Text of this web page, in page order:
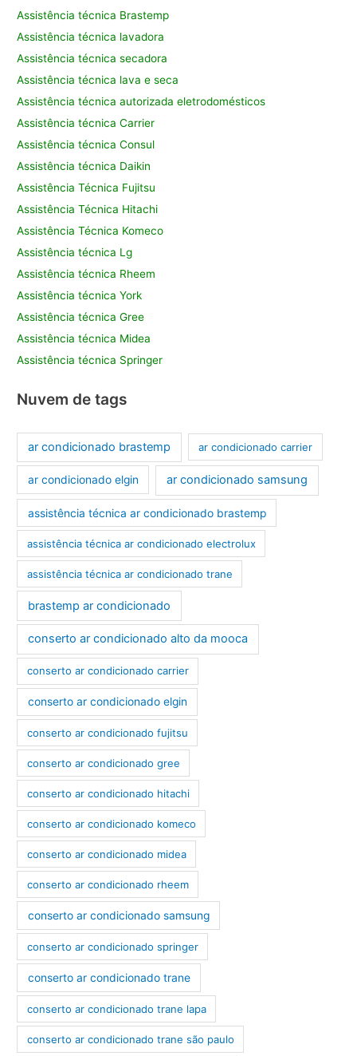
Assistência técnica Brastemp
Assistência técnica lavadora
Assistência técnica secadora
Assistência técnica lava e seca
Assistência técnica autorizada eletrodomésticos
Assistência técnica Carrier
Assistência técnica Consul
Assistência técnica Daikin
Assistência Técnica Fujitsu
Assistência Técnica Hitachi
Assistência Técnica Komeco
Assistência técnica Lg
Assistência técnica Rheem
Assistência técnica York
Assistência técnica Gree
Assistência técnica Midea
Assistência técnica Springer
Nuvem de tags
ar condicionado brastemp ar condicionado carrier
ar condicionado elgin ar condicionado samsung
assistência técnica ar condicionado brastemp
assistência técnica ar condicionado electrolux
assistência técnica ar condicionado trane
brastemp ar condicionado
conserto ar condicionado alto da mooca
conserto ar condicionado carrier
conserto ar condicionado elgin
conserto ar condicionado fujitsu
conserto ar condicionado gree
conserto ar condicionado hitachi
conserto ar condicionado komeco
conserto ar condicionado midea
conserto ar condicionado rheem
conserto ar condicionado samsung
conserto ar condicionado springer
conserto ar condicionado trane
conserto ar condicionado trane lapa
conserto ar condicionado trane são paulo